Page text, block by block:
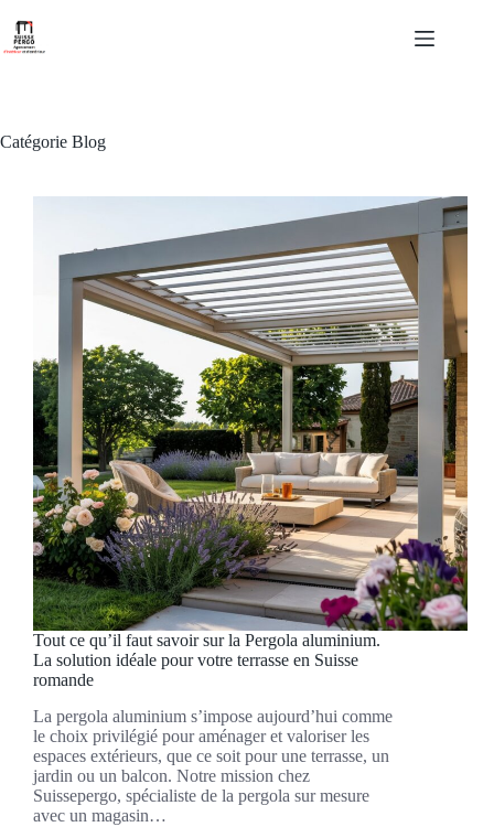
contenu
Catégorie Blog
Tout ce qu’il faut savoir sur la Pergola aluminium.
La solution idéale pour votre terrasse en Suisse
romande
La pergola aluminium s’impose aujourd’hui comme
le choix privilégié pour aménager et valoriser les
espaces extérieurs, que ce soit pour une terrasse, un
jardin ou un balcon. Notre mission chez
Suissepergo, spécialiste de la pergola sur mesure
avec un magasin…